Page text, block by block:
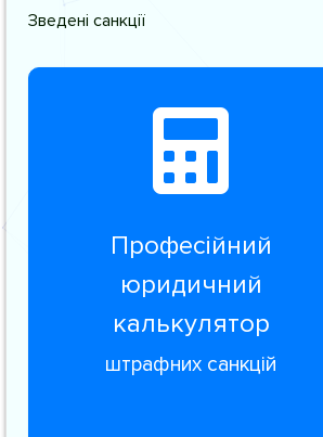
Зведені санкції
Професійний
юридичний
калькулятор
штрафних санкцій